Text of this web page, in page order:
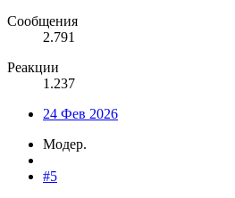
Сообщения
2.791
Реакции
1.237
24 Фев 2026
Модер.
#5